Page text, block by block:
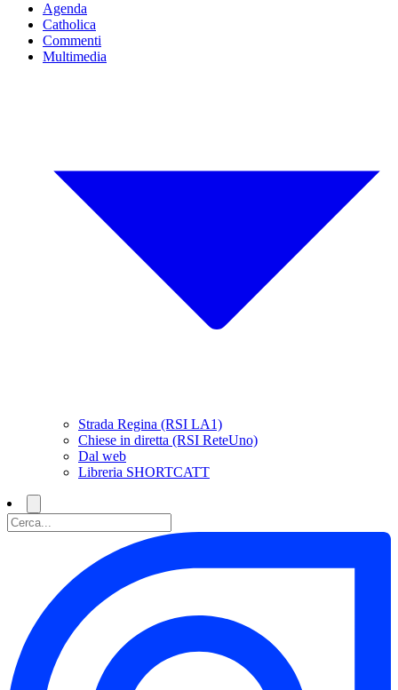
Agenda
Catholica
Commenti
Multimedia
Strada Regina (RSI LA1)
Chiese in diretta (RSI ReteUno)
Dal web
Libreria SHORTCATT